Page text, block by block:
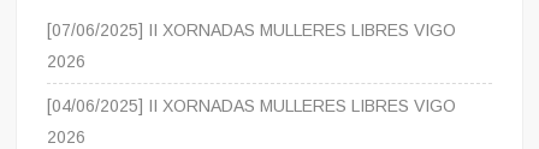
[07/06/2025] II XORNADAS MULLERES LIBRES VIGO
2026
[04/06/2025] II XORNADAS MULLERES LIBRES VIGO
2026